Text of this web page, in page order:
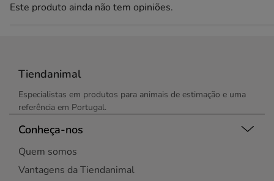
Este produto ainda não tem opiniões.
Tiendanimal
Especialistas em produtos para animais de estimação e uma
referência em Portugal.
Conheça-nos
Quem somos
Vantagens da Tiendanimal